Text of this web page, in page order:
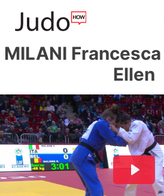
MILANI Francesca
Ellen